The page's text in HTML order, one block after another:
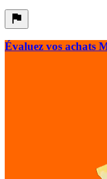
Évaluez vos achats